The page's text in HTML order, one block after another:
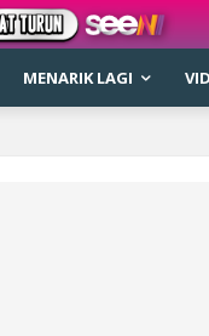
MENARIK LAGI